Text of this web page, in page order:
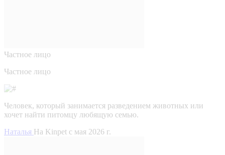
Частное лицо
Частное лицо
Человек, который занимается разведением животных или
хочет найти питомцу любящую семью.
Наталья На Kinpet c мая 2026 г.